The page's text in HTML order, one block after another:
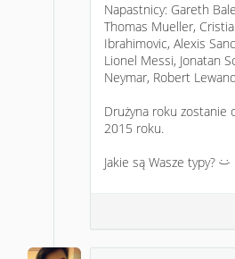
Napastnicy: Gareth
Thomas Mueller,
Ibrahimovic, Alexis
Lionel Messi, Jonatan
Neymar, Robert
Drużyna roku zostanie
2015 roku.
Jakie są Wasze typy? :)